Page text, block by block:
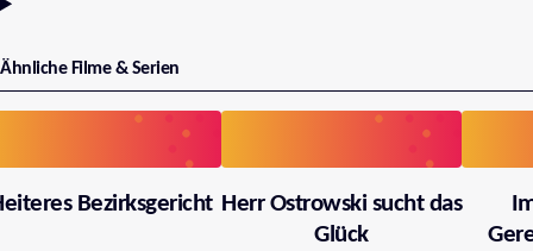
Ähnliche Filme & Serien
Bezirksgericht Herr Ostrowski sucht das
Glück